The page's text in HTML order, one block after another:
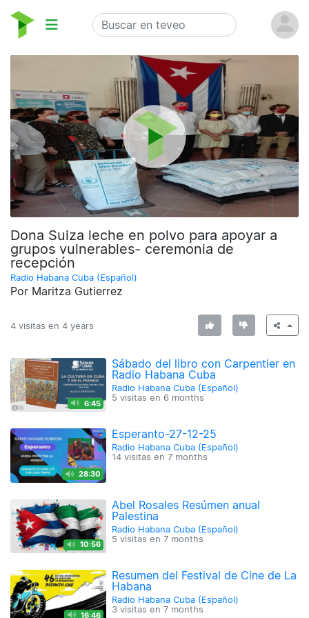
Dona Suiza leche en polvo para apoyar a
grupos vulnerables- ceremonia de
recepción
Radio Habana Cuba (Español)
Por Maritza Gutierrez
4 visitas en 4 years
6:45
Sábado del libro con Carpentier en
Radio Habana Cuba
Radio Habana Cuba (Español)
5 visitas en 6 months
28:30
Esperanto-27-12-25
Radio Habana Cuba (Español)
14 visitas en7 months
10:56
Abel Rosales Resúmen anual
Palestina
Radio Habana Cuba (Español)
5 visitas en7 months
16:46
Resumen del Festival de Cine de La
Habana
Radio Habana Cuba (Español)
3 visitas en7 months